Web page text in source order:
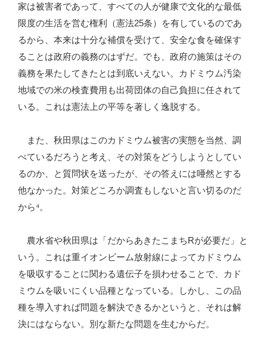
家は被害者であって、すべての人が健康で文化的な最低
限度の生活を営む権利（憲法25条）を有しているのであ
るから、本来は十分な補償を受けて、安全な食を確保す
ることは政府の義務のはずだ。でも、政府の施策はその
義務を果たしてきたとは到底いえない。カドミウム汚染
地域での米の検査費用も出荷団体の自己負担に任されて
いる。これは憲法上の平等を著しく逸脱する。
また、秋田県はこのカドミウム被害の実態を当然、調
べているだろうと考え、その対策をどうしようとしてい
るのか、と質問状を送ったが、その答えには唖然とする
他なかった。対策どころか調査もしないと言い切るのだ
から⁴。
農水省や秋田県は「だからあきたこまちRが必要だ」と
いう。これは重イオンビーム放射線によってカドミウム
を吸収することに関わる遺伝子を損わせることで、カド
ミウムを吸いにくい品種となっている。しかし、この品
種を導入すれば問題を解決できるかというと、それは解
決にはならない。別な新たな問題を生むからだ。